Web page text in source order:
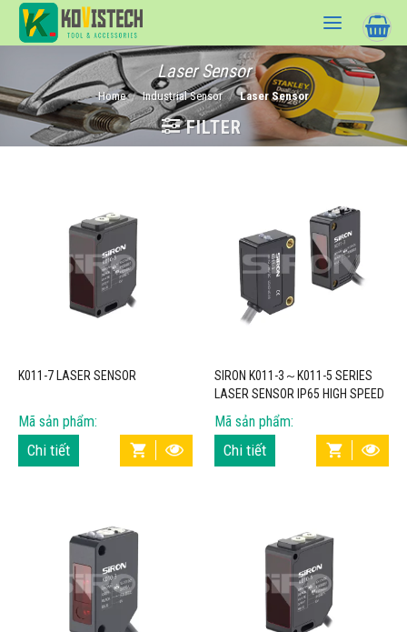
Skip
Laser Sensor
Home / Industrial Sensor / Laser Sensor
FILTER
K011-7 LASER SENSOR
Mã sản phẩm:
Chi tiết
SIRON K011-3～K011-5 SERIES
LASER SENSOR IP65 HIGH SPEED
RESPONSE
Mã sản phẩm:
Chi tiết